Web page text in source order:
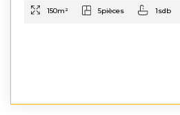
150m² 5pièces 1sdb